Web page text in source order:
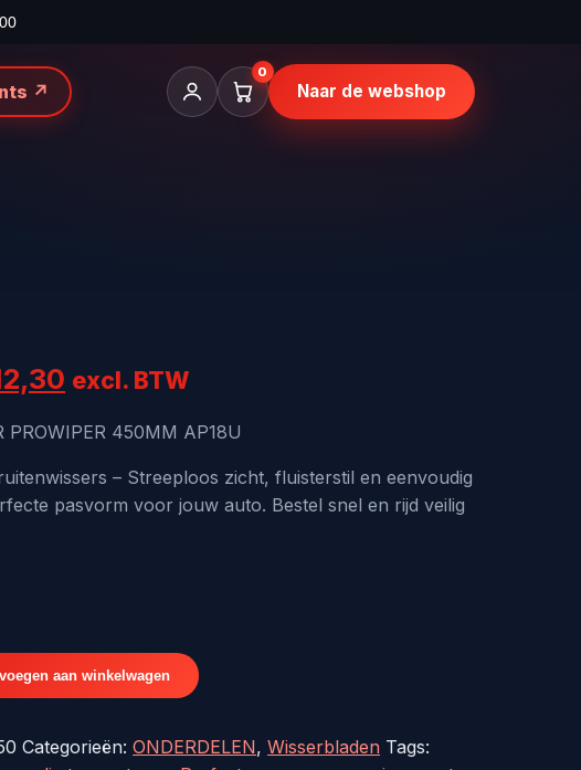
↗
0
Naar de webshop
Huidige
prijs
is:
€12,30.
excl. BTW
PROWIPER 450MM AP18U
– Streeploos zicht, fluisterstil en eenvoudig
pasvorm voor jouw auto. Bestel snel en rijd veilig
aan winkelwagen
Categorieën:ONDERDELEN,Wisserbladen Tags: